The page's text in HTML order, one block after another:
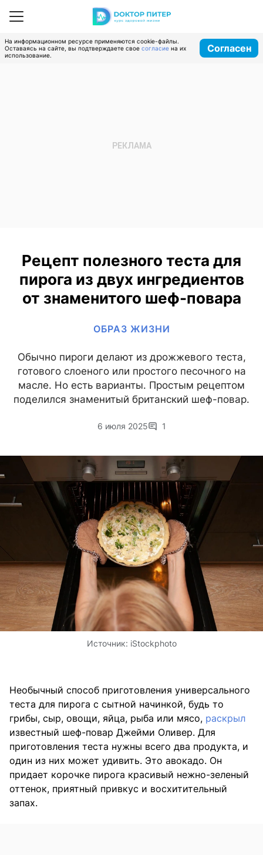
На информационном ресурсе применяются cookie-файлы.
Оставаясь на сайте, вы подтверждаете свое согласие на их
использование.
Согласен
Рецепт полезного теста для
пирога из двух ингредиентов
от знаменитого шеф-повара
ОБРАЗ ЖИЗНИ
Обычно пироги делают из дрожжевого теста,
готового слоеного или простого песочного на
масле. Но есть варианты. Простым рецептом
поделился знаменитый британский шеф-повар.
6 июля 2025 1
Источник: iStockphoto
Необычный способ приготовления универсального
теста для пирога с сытной начинкой, будь то
грибы, сыр, овощи, яйца, рыба или мясо, раскрыл
известный шеф-повар Джейми Оливер. Для
приготовления теста нужны всего два продукта, и
один из них может удивить. Это авокадо. Он
придает корочке пирога красивый нежно-зеленый
оттенок, приятный привкус и восхитительный
запах.